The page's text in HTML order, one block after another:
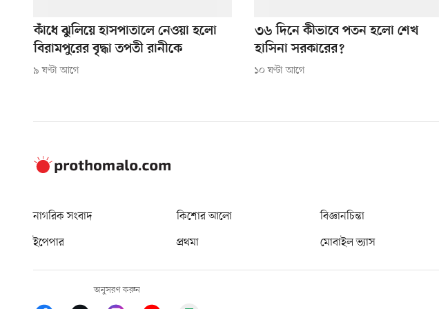
কাঁধে ঝুলিয়ে হাসপাতালে নেওয়া হলো
বিরামপুরের বৃদ্ধা তপতী রানীকে
৯ ঘণ্টা আগে
৩৬ দিনে কীভাবে পতন হলো শেখ
হাসিনা সরকারের?
১০ ঘণ্টা আগে
নাগরিক সংবাদ কিশোর আলো বিজ্ঞানচিন্তা
ইপেপার
প্রথমা মোবাইল ভ্যাস
অনুসরণ করুন